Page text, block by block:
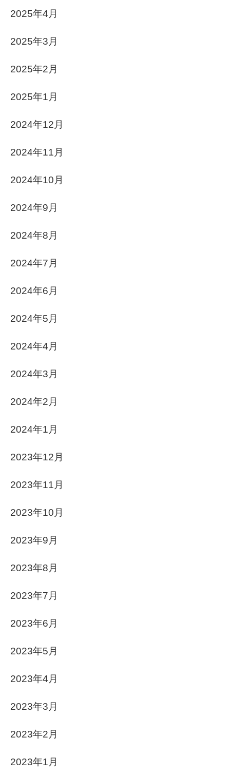
2025年4月
2025年3月
2025年2月
2025年1月
2024年12月
2024年11月
2024年10月
2024年9月
2024年8月
2024年7月
2024年6月
2024年5月
2024年4月
2024年3月
2024年2月
2024年1月
2023年12月
2023年11月
2023年10月
2023年9月
2023年8月
2023年7月
2023年6月
2023年5月
2023年4月
2023年3月
2023年2月
2023年1月